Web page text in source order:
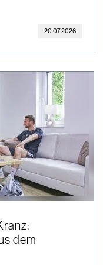
20.07.2026
dem